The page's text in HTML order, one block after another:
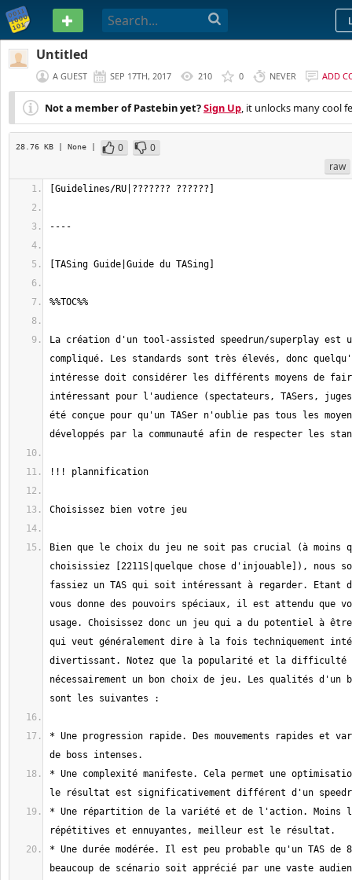
PASTEBIN
Untitled
A GUEST SEP 17TH, 2017 210 0 NEVER ADD
Not a member of Pastebin yet?Sign Up, it unlocks many cool
28.76 KB | None | 0
0
raw
La création d'un tool-assisted speedrun/superplay est
compliqué. Les standards sont très élevés, donc
intéresse doit considérer les différents moyens de
intéressant pour l'audience (spectateurs, TASers,
été conçue pour qu'un TASer n'oublie pas tous les
Bien que le choix du jeu ne soit pas crucial (à moins
choisissiez [2211S|quelque chose d'injouable]), nous
fassiez un TAS qui soit intéressant à regarder. Etant
vous donne des pouvoirs spéciaux, il est attendu que
usage. Choisissez donc un jeu qui a du potentiel à
qui veut généralement dire à la fois techniquement
divertissant. Notez que la popularité et la difficulté
nécessairement un bon choix de jeu. Les qualités d'un
* Une progression rapide. Des mouvements rapides et
* Une complexité manifeste. Cela permet une
* Une répartition de la variété et de l'action. Moins
* Une durée modérée. Il est peu probable qu'un TAS de